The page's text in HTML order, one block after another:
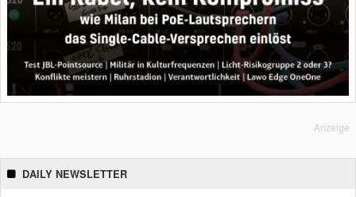
Anzeige
DAILY NEWSLETTER